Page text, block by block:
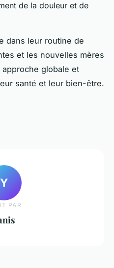
de la douleur et de
dans leur routine de
et les nouvelles mères
approche globale et
santé et leur bien-être.
Y
PAR